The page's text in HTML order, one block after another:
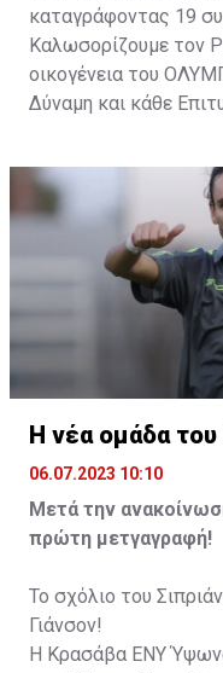
καταγράφοντας 19
Καλωσορίζουμε τον
οικογένεια του
Δύναμη και κάθε
Η νέα ομάδα
06.07.2023 10:10
Μετά την
πρώτη μετγαγραφή!
Το σχόλιο του
Γιάνσον!
Η Κρασάβα ΕΝΥ